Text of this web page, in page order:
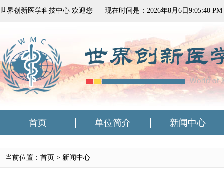
世界创新医学科技中心 欢迎您 现在时间是： 2026年8月 6 日 9:05:40 PM
首页 单位简介 新闻中心
当前位置：首页 > 新闻中心